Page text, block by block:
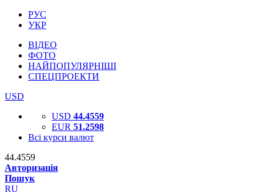
РУС
УКР
ВІДЕО
ФОТО
НАЙПОПУЛЯРНІШІ
СПЕЦПРОЕКТИ
USD
USD 44.4559
EUR 51.2598
Всі курси валют
44.4559
Авторизація
Пошук
RU